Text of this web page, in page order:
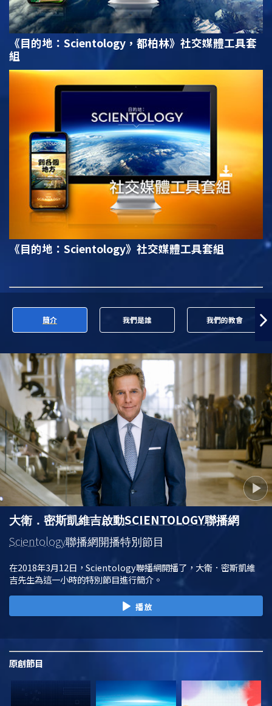
《目的地：Scientology，都柏林》社交媒體工具套
組
《目的地：Scientology》 社交媒體工具套組
簡介 我們是誰 我們的教會
大衛．密斯凱維吉啟動SCIENTOLOGY聯播網
Scientology聯播網開播特別節目
在2018年3月12日，Scientology聯播網開播了，大衛．密斯凱維
吉先生為這一小時的特別節目進行簡介。
播放
原創節目